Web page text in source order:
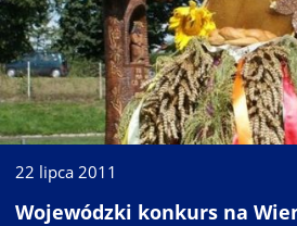
22 lipca 2011
Wojewódzki konkurs na